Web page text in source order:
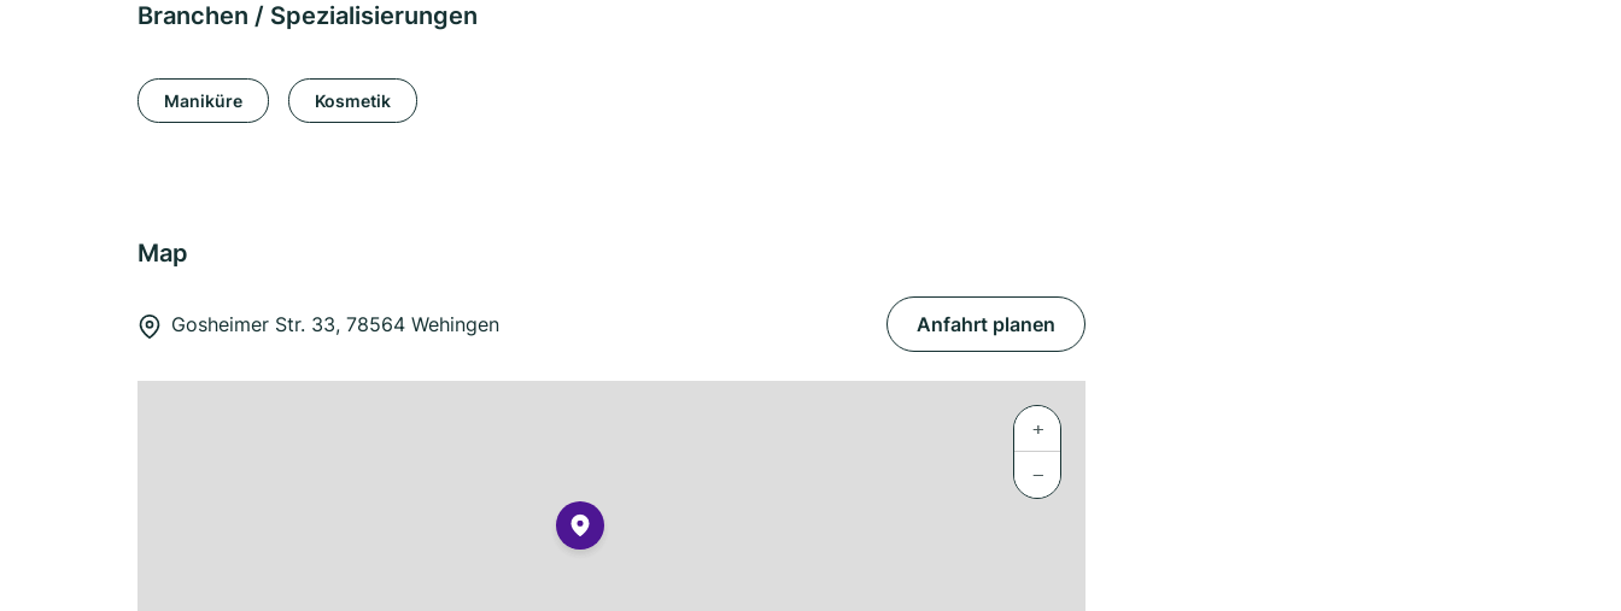
Branchen / Spezialisierungen
Maniküre Kosmetik
Map
Gosheimer Str. 33, 78564 Wehingen Anfahrt planen
+
−